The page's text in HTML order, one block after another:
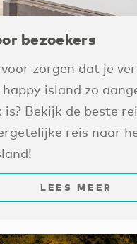
bezoekers
zorgen dat je
island zo
is? Bekijk de beste
reis naar
LEES MEER